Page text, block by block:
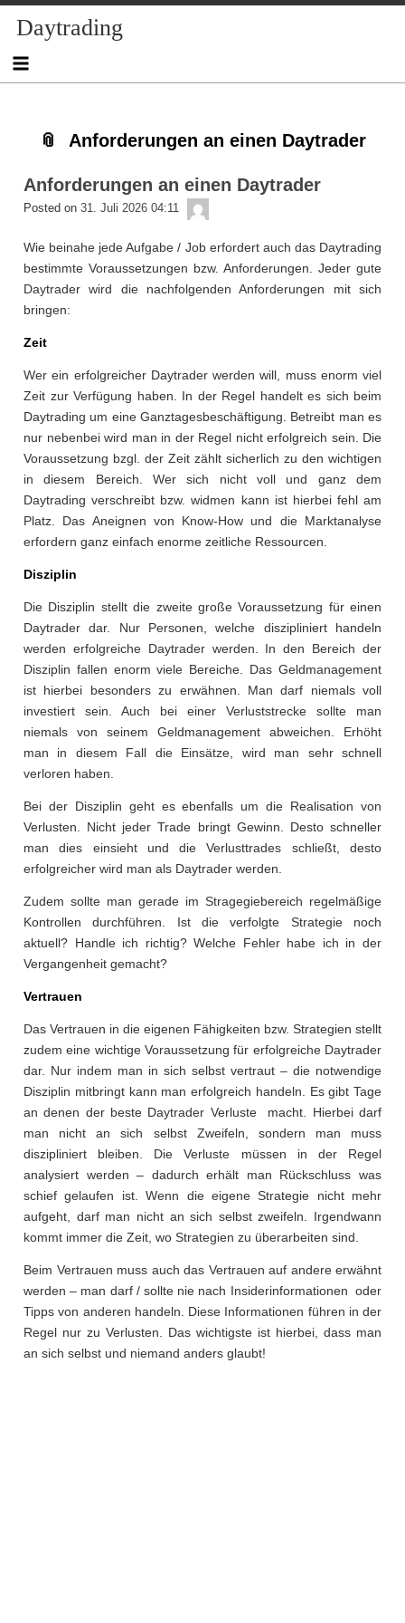
Daytrading
Anforderungen an einen Daytrader
Anforderungen an einen Daytrader
Posted on 31. Juli 2026 04:11
Wie beinahe jede Aufgabe / Job erfordert auch das Daytrading
bestimmte Voraussetzungen bzw. Anforderungen. Jeder gute
Daytrader wird die nachfolgenden Anforderungen mit sich
bringen:
Zeit
Wer ein erfolgreicher Daytrader werden will, muss enorm viel
Zeit zur Verfügung haben. In der Regel handelt es sich beim
Daytrading um eine Ganztagesbeschäftigung. Betreibt man es
nur nebenbei wird man in der Regel nicht erfolgreich sein. Die
Voraussetzung bzgl. der Zeit zählt sicherlich zu den wichtigen
in diesem Bereich. Wer sich nicht voll und ganz dem
Daytrading verschreibt bzw. widmen kann ist hierbei fehl am
Platz. Das Aneignen von Know-How und die Marktanalyse
erfordern ganz einfach enorme zeitliche Ressourcen.
Disziplin
Die Disziplin stellt die zweite große Voraussetzung für einen
Daytrader dar. Nur Personen, welche diszipliniert handeln
werden erfolgreiche Daytrader werden. In den Bereich der
Disziplin fallen enorm viele Bereiche. Das Geldmanagement
ist hierbei besonders zu erwähnen. Man darf niemals voll
investiert sein. Auch bei einer Verluststrecke sollte man
niemals von seinem Geldmanagement abweichen. Erhöht
man in diesem Fall die Einsätze, wird man sehr schnell
verloren haben.
Bei der Disziplin geht es ebenfalls um die Realisation von
Verlusten. Nicht jeder Trade bringt Gewinn. Desto schneller
man dies einsieht und die Verlusttrades schließt, desto
erfolgreicher wird man als Daytrader werden.
Zudem sollte man gerade im Stragegiebereich regelmäßige
Kontrollen durchführen. Ist die verfolgte Strategie noch
aktuell? Handle ich richtig? Welche Fehler habe ich in der
Vergangenheit gemacht?
Vertrauen
Das Vertrauen in die eigenen Fähigkeiten bzw. Strategien stellt
zudem eine wichtige Voraussetzung für erfolgreiche Daytrader
dar. Nur indem man in sich selbst vertraut – die notwendige
Disziplin mitbringt kann man erfolgreich handeln. Es gibt Tage
an denen der beste Daytrader Verluste macht. Hierbei darf
man nicht an sich selbst Zweifeln, sondern man muss
diszipliniert bleiben. Die Verluste müssen in der Regel
analysiert werden – dadurch erhält man Rückschluss was
schief gelaufen ist. Wenn die eigene Strategie nicht mehr
aufgeht, darf man nicht an sich selbst zweifeln. Irgendwann
kommt immer die Zeit, wo Strategien zu überarbeiten sind.
Beim Vertrauen muss auch das Vertrauen auf andere erwähnt
werden – man darf / sollte nie nach Insiderinformationen oder
Tipps von anderen handeln. Diese Informationen führen in der
Regel nur zu Verlusten. Das wichtigste ist hierbei, dass man
an sich selbst und niemand anders glaubt!